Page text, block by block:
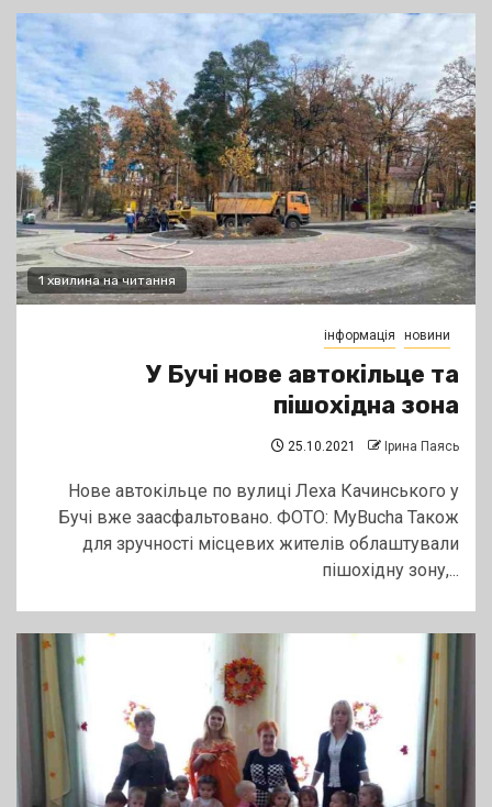
1 хвилина на читання
інформація новини
У Бучі нове автокільце та
пішохідна зона
25.10.2021 Ірина Паясь
Нове автокільце по вулиці Леха Качинського у
Бучі вже заасфальтовано. ФОТО: MyBucha Також
для зручності місцевих жителів облаштували
пішохідну зону,...